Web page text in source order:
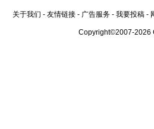
关于我们 - 友情链接 - 广告服务 - 我要投稿 -
Copyright©2007-2026